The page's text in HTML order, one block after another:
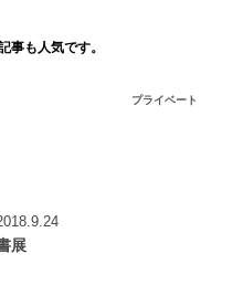
事も人気です。
プライベート
展